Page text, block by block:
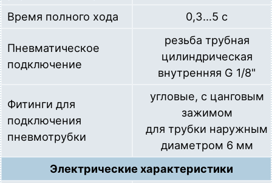
Время полного хода
0,3…5 с
Пневматическое
подключение
резьба трубная
цилиндрическая
внутренняя G 1/8"
Фитинги для
подключения
пневмотрубки
угловые, с цанговым
зажимом
для трубки наружным
диаметром 6 мм
Электрические характеристики